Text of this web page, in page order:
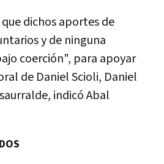
quedichosaportesde
yde ninguna
coerción", para apoyar
de DanielScioli, Daniel
, indicóAbal